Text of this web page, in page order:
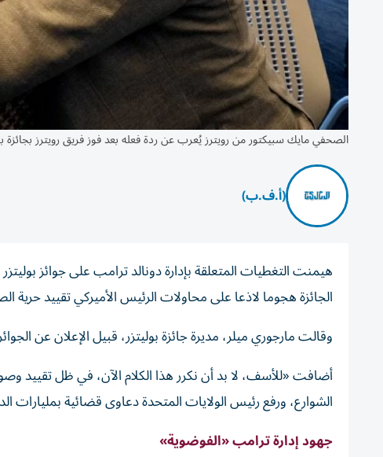
الصحفي مايك سبيكتور من رويترز يُعرب عن ردة فعله بعد فوز فريق رويترز بجائزة بوليتزر
(أ.ف.ب)
هيمنت التغطيات المتعلقة بإدارة دونالد ترامب على جوائز
الجائزة هجوما لاذعا على محاولات الرئيس الأميركي تقييد حرية
وقالت مارجوري ميلر، مديرة جائزة بوليتزر، قبيل الإعلان عن
أضافت «للأسف، لا بد أن نكرر هذا الكلام الآن، في ظل تقييد
الشوارع، ورفع رئيس الولايات المتحدة دعاوى قضائية بمليارات
جهود إدارة ترامب «الفوضوية»